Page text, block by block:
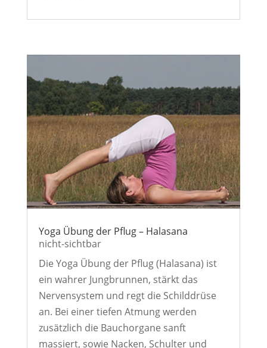
Yoga Übung der Pflug – Halasana
nicht-sichtbar
Die Yoga Übung der Pflug (Halasana) ist
ein wahrer Jungbrunnen, stärkt das
Nervensystem und regt die Schilddrüse
an. Bei einer tiefen Atmung werden
zusätzlich die Bauchorgane sanft
massiert, sowie Nacken, Schulter und